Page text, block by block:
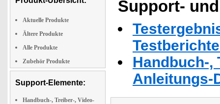
Aktuelle Produkte
Ältere Produkte
Alle Produkte
Zubehör Produkte
Support-Elemente:
Handbuch-, Treiber-, Video-
Support-
Handbuch-,
Anleitungs-